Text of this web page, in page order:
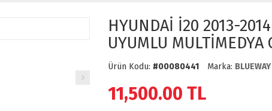
HYUNDAİ İ20 2013-
UYUMLU MULTİMEDYA
Ürün Kodu: #00080441 Marka: BLUEWAY
11,500.00 TL